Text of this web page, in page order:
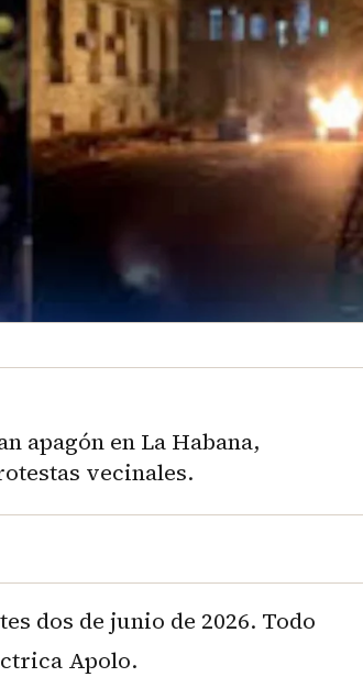
apagón en La Habana,
vecinales.
dos de junio de 2026. Todo
Apolo.